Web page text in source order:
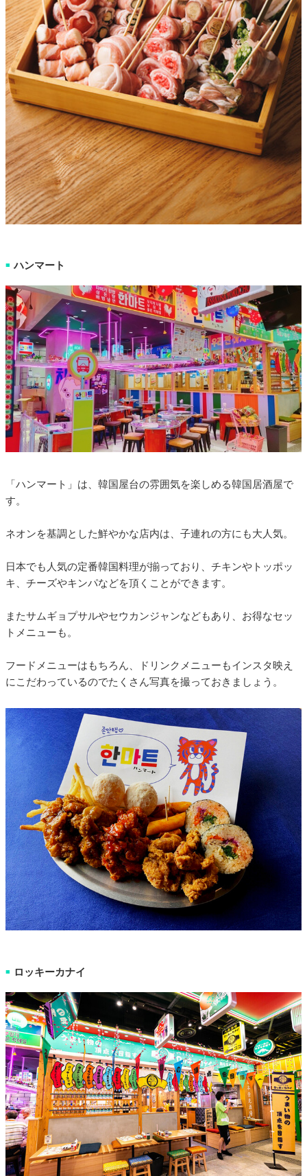
■ ハンマート
「ハンマート」は、韓国屋台の雰囲気を楽しめる韓国居酒屋で
す。
ネオンを基調とした鮮やかな店内は、子連れの方にも大人気。
日本でも人気の定番韓国料理が揃っており、チキンやトッポッ
キ、チーズやキンパなどを頂くことができます。
またサムギョプサルやセウカンジャンなどもあり、お得なセッ
トメニューも。
フードメニューはもちろん、ドリンクメニューもインスタ映え
にこだわっているのでたくさん写真を撮っておきましょう。
■ ロッキーカナイ